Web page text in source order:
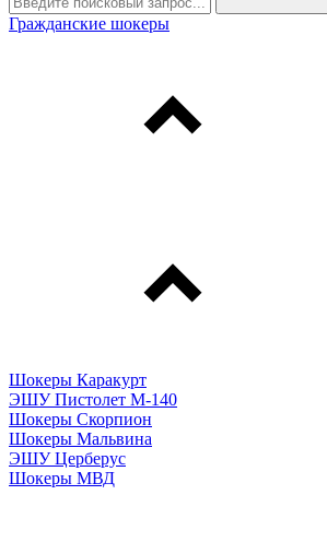
Гражданские шокеры
Шокеры Каракурт
ЭШУ Пистолет М-140
Шокеры Скорпион
Шокеры Мальвина
ЭШУ Церберус
Шокеры МВД